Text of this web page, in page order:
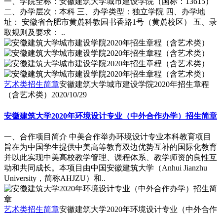
二、办学层次：本科 三、办学类型：独立学院 四、办学地
址： 安徽省合肥市黄麓科教园书香路1号（黄麓校区） 五、录
取规则及要求： ..
艺术类招生简章安徽建筑大学城市建设学院2020年招生章程
（含艺术类） 2020/10/29
安徽建筑大学2020年环境设计专业（中外合作办学）招生简章
一、合作项目简介 中美合作举办环境设计专业本科教育项目
旨在为中国学生提供中美高等教育双边优势互补的国际化教育
并以此实现中美高校教学管理、课程体系、教学师资的良性互
动和共同成长。本项目由中国安徽建筑大学（Anhui Jianzhu
University，简称AHJZU）和..
艺术类招生简章安徽建筑大学2020年环境设计专业（中外合作